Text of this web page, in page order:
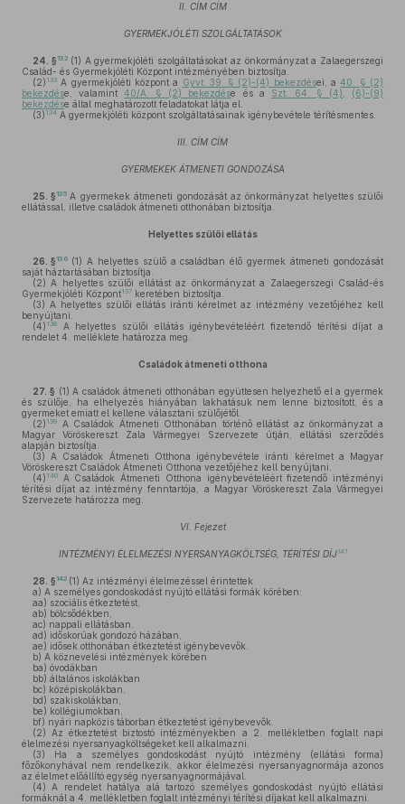
II. CÍM CÍM
GYERMEKJÓLÉTI SZOLGÁLTATÁSOK
24. § 132 (1) A gyermekjóléti szolgáltatásokat az önkormányzat a Zalaegerszegi
Család- és Gyermekjóléti Központ intézményében biztosítja.
(2) 133 A gyermekjóléti központ a Gyvt. 39. § (2)-(4) bekezdései, a40. § (2)
bekezdése, valamint40/A. § (2) bekezdése és a Szt. 64. § (4)
(6)-(9)
bekezdése által meghatározott feladatokat látja el.
(3) 134 A gyermekjóléti központ szolgáltatásainak igénybevétele térítésmentes.
III. CÍM CÍM
GYERMEKEK ÁTMENETI GONDOZÁSA
25. § 135 A gyermekek átmeneti gondozását az önkormányzat helyettes szülői
ellátással, illetve családok átmeneti otthonában biztosítja.
Helyettes szülői ellátás
26. § 136 (1) A helyettes szülő a családban élő gyermek átmeneti gondozását
saját háztartásában biztosítja.
(2) A helyettes szülői ellátást az önkormányzat a Zalaegerszegi Család-és
Gyermekjóléti Központ137 keretében biztosítja.
(3) A helyettes szülői ellátás iránti kérelmet az intézmény vezetőjéhez kell
benyújtani.
(4) 138
A helyettes szülői ellátás igénybevételéért fizetendő térítési díjat a
rendelet 4. melléklete határozza meg.
Családok átmeneti otthona
27. § (1) A családok átmeneti otthonában együttesen helyezhető el a gyermek
és szülője, ha elhelyezés hiányában lakhatásuk nem lenne biztosított, és a
gyermeket emiatt el kellene választani szülőjétől.
(2) 139
A Családok Átmeneti Otthonában történő ellátást az önkormányzat a
Magyar Vöröskereszt Zala Vármegyei Szervezete útján, ellátási szerződés
alapján biztosítja.
(3) A Családok Átmeneti Otthona igénybevétele iránti kérelmet a Magyar
Vöröskereszt Családok Átmeneti Otthona vezetőjéhez kell benyújtani.
(4) 140
A Családok Átmeneti Otthona igénybevételéért fizetendő intézményi
térítési díjat az intézmény fenntartója, a Magyar Vöröskereszt Zala Vármegyei
Szervezete határozza meg.
VI. Fejezet
INTÉZMÉNYI ÉLELMEZÉSI NYERSANYAGKÖLTSÉG, TÉRÍTÉSI DÍJ141
28. § 142 (1) Az intézményi élelmezéssel érintettek
a) A személyes gondoskodást nyújtó ellátási formák körében:
aa) szociális étkeztetést,
ab) bölcsődékben,
ac) nappali ellátásban,
ad) időskorúak gondozó házában,
ae) idősek otthonában étkeztetést igénybevevők.
b) A köznevelési intézmények körében
ba) óvodákban
bb) általános iskolákban
bc) középiskolákban,
bd) szakiskolákban,
be) kollégiumokban,
bf) nyári napközis táborban étkeztetést igénybevevők.
(2) Az étkeztetést biztostó intézményekben a 2. mellékletben foglalt napi
élelmezési nyersanyagköltségeket kell alkalmazni.
(3) Ha a személyes gondoskodást nyújtó intézmény (ellátási forma)
főzőkonyhával nem rendelkezik, akkor élelmezési nyersanyagnormája azonos
az élelmet előállító egység nyersanyagnormájával.
(4) A rendelet hatálya alá tartozó személyes gondoskodást nyújtó ellátási
formáknál a 4. mellékletben foglalt intézményi térítési díjakat kell alkalmazni.